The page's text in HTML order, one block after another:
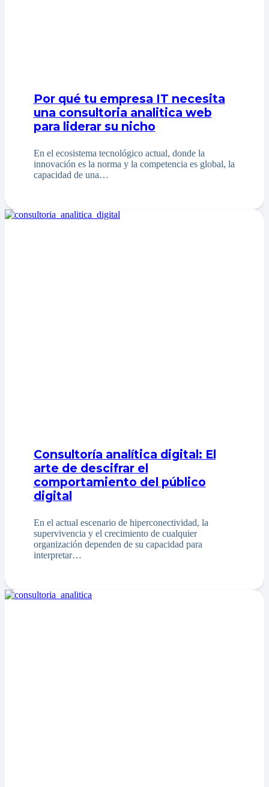
Por qué tu empresa IT necesita
una consultoria analitica web
para liderar su nicho
En el ecosistema tecnológico actual, donde la
innovación es la norma y la competencia es global, la
capacidad de una…
Consultoría analítica digital: El
arte de descifrar el
comportamiento del público
digital
En el actual escenario de hiperconectividad, la
supervivencia y el crecimiento de cualquier
organización dependen de su capacidad para
interpretar…